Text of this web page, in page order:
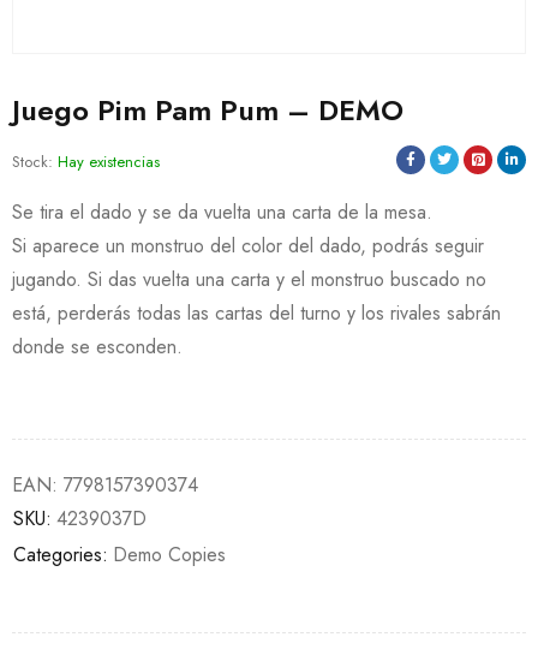
Juego Pim Pam Pum – DEMO
Stock: Hay existencias
Se tira el dado y se da vuelta una carta de la mesa.
Si aparece un monstruo del color del dado, podrás seguir
jugando. Si das vuelta una carta y el monstruo buscado no
está, perderás todas las cartas del turno y los rivales sabrán
donde se esconden.
EAN: 7798157390374
SKU: 4239037D
Categories: Demo Copies